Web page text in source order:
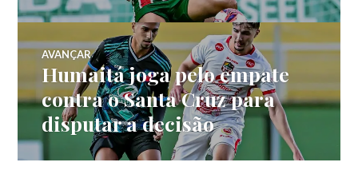
AVANÇAR
Humaitá joga pelo empate
contra o Santa Cruz para
disputar a decisão